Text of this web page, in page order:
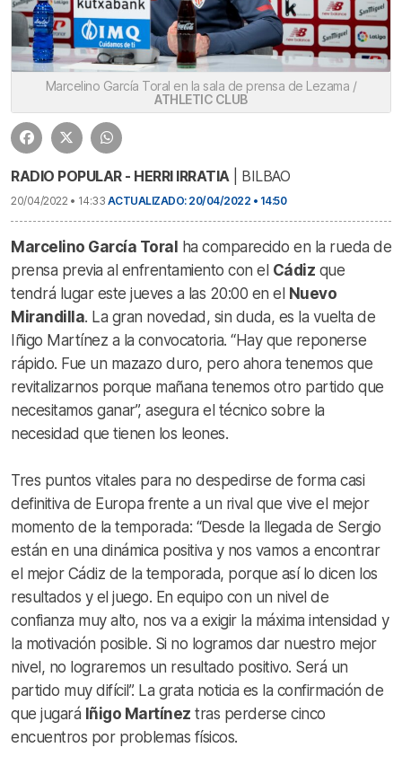
Marcelino García Toral en la sala de prensa de Lezama /
ATHLETIC CLUB
RADIO POPULAR - HERRI IRRATIA| BILBAO
20/04/2022 • 14:33 ACTUALIZADO: 20/04/2022 • 14:50
Marcelino García Toral
ha comparecido en la rueda de
prensa previa al enfrentamiento con el Cádiz que
tendrá lugar este jueves a las 20:00 en el Nuevo
Mirandilla. La gran novedad, sin duda, es la vuelta de
Iñigo Martínez a la convocatoria. “Hay que reponerse
rápido. Fue un mazazo duro, pero ahora tenemos que
revitalizarnos porque mañana tenemos otro partido que
necesitamos ganar”, asegura el técnico sobre la
necesidad que tienen los leones.
Tres puntos vitales para no despedirse de forma casi
definitiva de Europa frente a un rival que vive el mejor
momento de la temporada: “Desde la llegada de Sergio
están en una dinámica positiva y nos vamos a encontrar
el mejor Cádiz de la temporada, porque así lo dicen los
resultados y el juego. En equipo con un nivel de
confianza muy alto, nos va a exigir la máxima intensidad y
la motivación posible. Si no logramos dar nuestro mejor
nivel, no lograremos un resultado positivo. Será un
partido muy difícil”. La grata noticia es la confirmación de
que jugará Iñigo Martínez tras perderse cinco
encuentros por problemas físicos.